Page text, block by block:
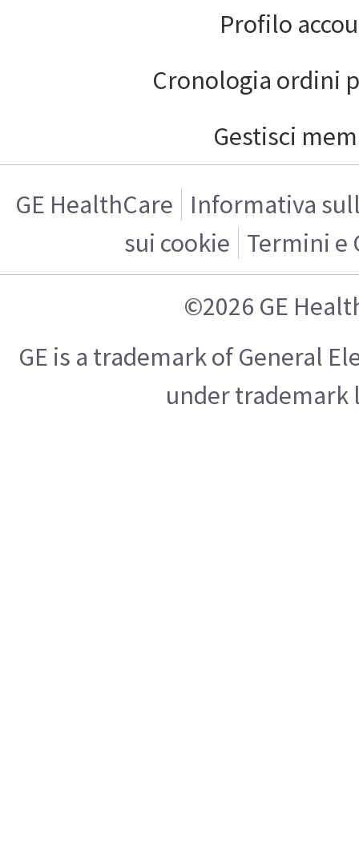
Profilo
Cronologia ordini
Gestisci
GE HealthCare
Informativa
sui cookie Termini e
©2026 GE
GE is a trademark of General
under trademark